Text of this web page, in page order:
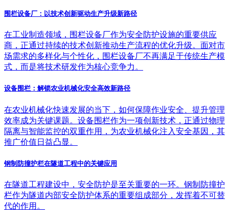
围栏设备厂：以技术创新驱动生产升级新路径
在工业制造领域，围栏设备厂作为安全防护设施的重要供应
商，正通过持续的技术创新推动生产流程的优化升级。面对市
场需求的多样化与个性化，围栏设备厂不再满足于传统生产模
式，而是将技术研发作为核心竞争力。
设备围栏：解锁农业机械化安全高效新路径
在农业机械化快速发展的当下，如何保障作业安全、提升管理
效率成为关键课题。设备围栏作为一项创新技术，正通过物理
隔离与智能监控的双重作用，为农业机械化注入安全基因，其
推广价值日益凸显。
钢制防撞护栏在隧道工程中的关键应用
在隧道工程建设中，安全防护是至关重要的一环。钢制防撞护
栏作为隧道内部安全防护体系的重要组成部分，发挥着不可替
代的作用。